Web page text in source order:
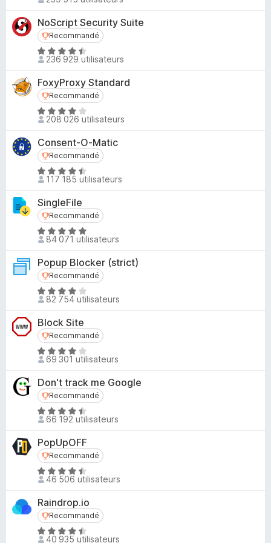
s
u
r
5
o
t
é
4
,
s
u
r
5
NoScript Security Suite
Recommandé
Recommandé
N
o
t
é
4
,
s
u
r
5
236 929 utilisateurs
FoxyProxy Standard
Recommandé
Recommandé
N
o
t
é
4
s
r
5
208 026 utilisateurs
Consent-O-Matic
Recommandé
Recommandé
N
o
t
é
4
,
s
u
r
5
117 185 utilisateurs
SingleFile
Recommandé
Recommandé
N
o
t
é
4
,
s
u
r
5
84 071 utilisateurs
Popup Blocker (strict)
Recommandé
Recommandé
N
o
t
é
4
,
s
u
r
5
82 754 utilisateurs
Block Site
Recommandé
Recommandé
N
o
t
é
3
,
s
u
r
5
69 301 utilisateurs
Don't track me Google
Recommandé
Recommandé
N
o
t
é
4
,
s
u
r
5
66 192 utilisateurs
PopUpOFF
Recommandé
Recommandé
N
o
t
é
4
,
46 506 utilisateurs
Raindrop.io
Recommandé
Recommandé
N
40 935 utilisateurs